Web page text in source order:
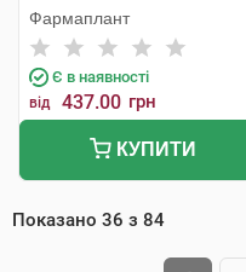
Фармаплант
Є в наявності
від 437.00 грн
КУПИТИ
Показано 36 з 84